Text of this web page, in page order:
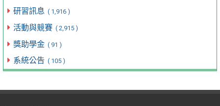
研習訊息 ( 1,916 )
活動與競賽 ( 2,915 )
獎助學金 ( 91 )
系統公告 ( 105 )